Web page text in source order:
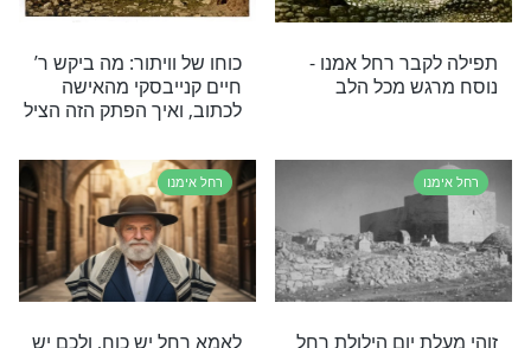
איש חי לזכות
הסגולות המיוחדות בקבר
רחל אימנו - מומלץ!
רחל אימנו